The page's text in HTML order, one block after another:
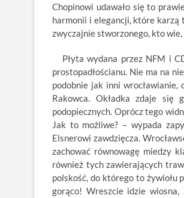
Chopinowi udawało się to
harmonii i elegancji, które karzą
zwyczajnie stworzonego, kto
Płyta wydana przez NFM i
prostopadłościanu. Nie ma na
podobnie jak inni
Rakowca. Okładka zdaje się
podopiecznych. Oprócz tego
Jak to możliwe? – wypada
Elsnerowi zawdzięcza.
zachować równowagę miedzy
również tych zawierających
polskość, do którego to żywiołu
gorąco! Wreszcie idzie